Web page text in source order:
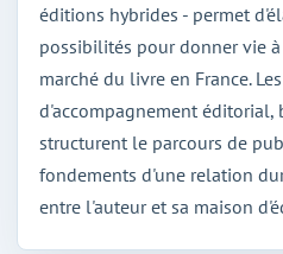
éditions hybrides - permet
possibilités pour donner vie
marché du livre en France.
d'accompagnement éditorial,
structurent le parcours de
fondements d'une relation
entre l'auteur et sa maison